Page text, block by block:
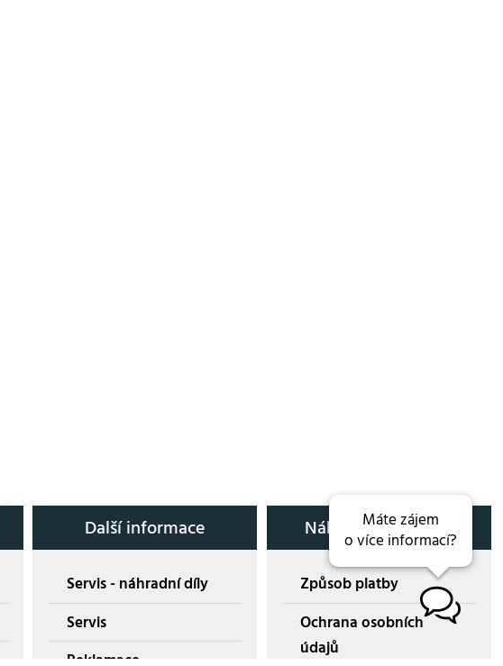
Další informace
Servis - náhradní díly
Servis
Reklamace
Nákup přes E-shop
Způsob platby
Ochrana osobních
údajů
Máte zájem
o více informací?
B